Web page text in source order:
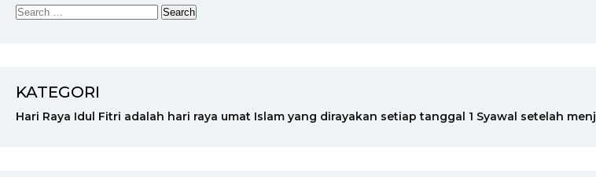
KATEGORI
Hari Raya Idul Fitri adalah hari raya umat Islam yang dirayakan setiap tanggal 1 Syawal setelah menj